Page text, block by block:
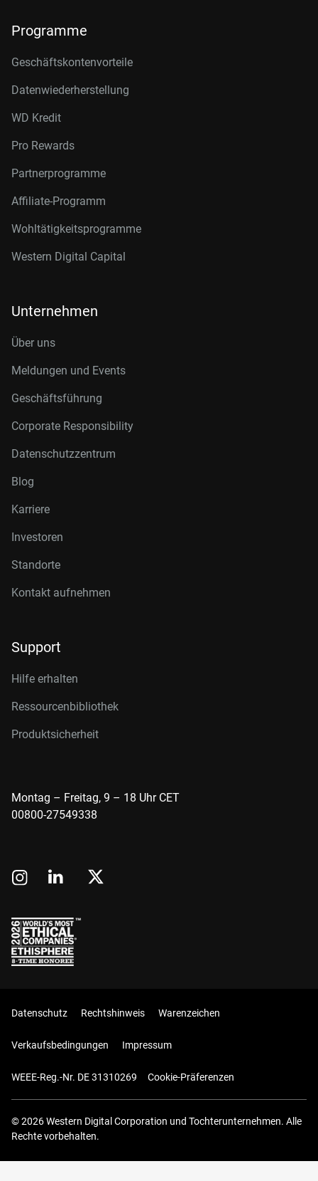
Programme
Geschäftskontenvorteile
Datenwiederherstellung
WD Kredit
Pro Rewards
Partnerprogramme
Affiliate-Programm
Wohltätigkeitsprogramme
Western Digital Capital
Unternehmen
Über uns
Meldungen und Events
Geschäftsführung
Corporate Responsibility
Datenschutzzentrum
Blog
Karriere
Investoren
Standorte
Kontakt aufnehmen
Support
Hilfe erhalten
Ressourcenbibliothek
Produktsicherheit
Montag – Freitag, 9 – 18 Uhr CET
00800-27549338
Datenschutz Rechtshinweis Warenzeichen
Verkaufsbedingungen Impressum
WEEE-Reg.-Nr. DE 31310269 Cookie-Präferenzen
© 2026 Western Digital Corporation und Tochterunternehmen. Alle
Rechte vorbehalten.